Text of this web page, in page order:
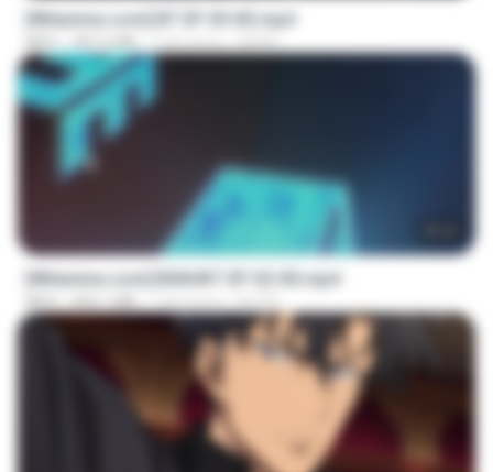
[Witanime.com] BT EP 05 HD.mp4
MP4 287.6 MB 7 dni temu BAXK
[Witanime.com] BSKHKT EP 02 HD.mp4
MP4 406.1 MB 7 dni temu BLITR